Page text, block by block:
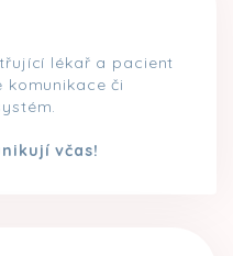
lékař a pacient
či
včas!